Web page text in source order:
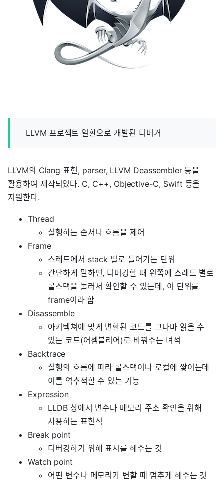
LLVM 프로젝트 일환으로 개발된 디버거
LLVM의 Clang 표현, parser, LLVM Deassembler 등을
활용하여 제작되었다. C, C++, Objective-C, Swift 등을
지원한다.
Thread
실행하는 순서나 흐름을 제어
Frame
스레드에서 stack 별로 들어가는 단위
간단하게 말하면, 디버깅할 때 왼쪽에 스레드 별로
콜스택을 눌러서 확인할 수 있는데, 이 단위를
frame이라 함
Disassemble
아키텍쳐에 맞게 변환된 코드를 그나마 읽을 수
있는 코드(어셈블리어)로 바꿔주는 녀석
Backtrace
실행의 흐름에 따라 콜스택이나 로컬에 쌓이는데
이를 역추적할 수 있는 기능
Expression
LLDB 상에서 변수나 메모리 주소 확인을 위해
사용하는 표현식
Break point
디버깅하기 위해 표시를 해주는 것
Watch point
어떤 변수나 메모리가 변할 때 멈추게 해주는 것